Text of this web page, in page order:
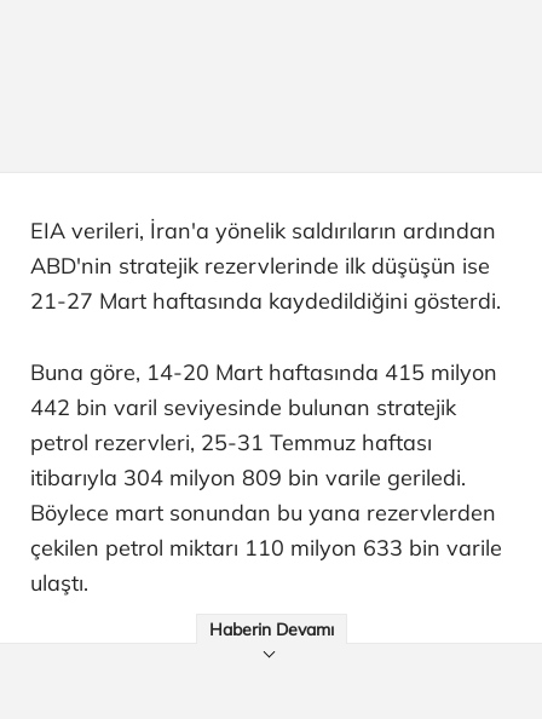
EIA verileri, İran'a yönelik saldırıların ardından
ABD'nin stratejik rezervlerinde ilk düşüşün ise
21-27 Mart haftasında kaydedildiğini gösterdi.
Buna göre, 14-20 Mart haftasında 415 milyon
442 bin varil seviyesinde bulunan stratejik
petrol rezervleri, 25-31 Temmuz haftası
itibarıyla 304 milyon 809 bin varile geriledi.
Böylece mart sonundan bu yana rezervlerden
çekilen petrol miktarı 110 milyon 633 bin varile
ulaştı.
Haberin Devamı